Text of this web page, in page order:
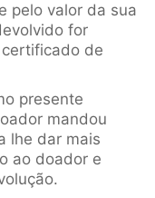
pelo valor da sua
for
de
presente
mandou
lhe dar mais
ao doador e